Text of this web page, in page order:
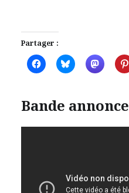
Partager :
Bande annonce